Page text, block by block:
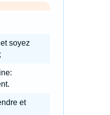
soyez
et